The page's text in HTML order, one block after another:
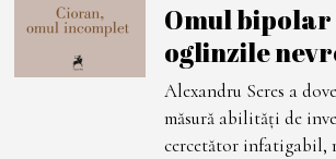
Omul
oglinzile
Alexandru Seres a
măsură abilități de
cercetător infatigabil,